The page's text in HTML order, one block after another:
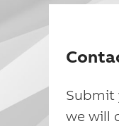
Submit
we will